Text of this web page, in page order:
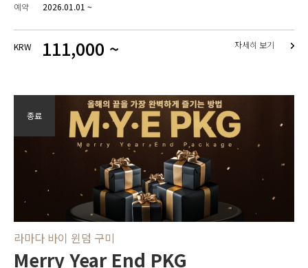
예약 2026.01.01 ~
KRW 111,000 ~ 자세히 보기
종료
라마다 바이 윈덤 구미
Merry Year End PKG